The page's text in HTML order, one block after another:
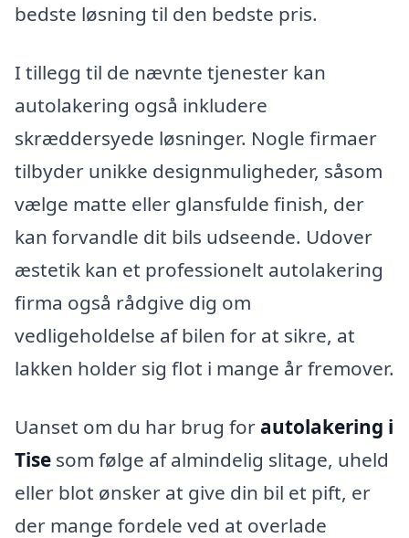
bedste løsning til den bedste pris.
I tillegg til de nævnte tjenester kan
autolakering også inkludere
skræddersyede løsninger. Nogle firmaer
tilbyder unikke designmuligheder, såsom
vælge matte eller glansfulde finish, der
kan forvandle dit bils udseende. Udover
æstetik kan et professionelt autolakering
firma også rådgive dig om
vedligeholdelse af bilen for at sikre, at
lakken holder sig flot i mange år fremover.
Uanset om du har brug for autolakering i
Tise som følge af almindelig slitage, uheld
eller blot ønsker at give din bil et pift, er
der mange fordele ved at overlade